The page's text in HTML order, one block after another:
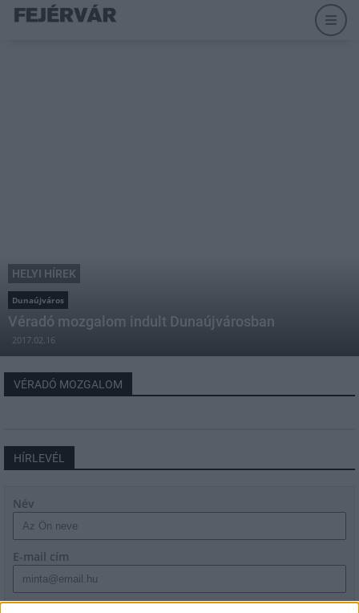
HELYI HÍREK
Dunaújváros
Véradó mozgalom indult Dunaújvárosban
2017.02.16
VÉRADÓ MOZGALOM
HÍRLEVÉL
Név
E-mail cím